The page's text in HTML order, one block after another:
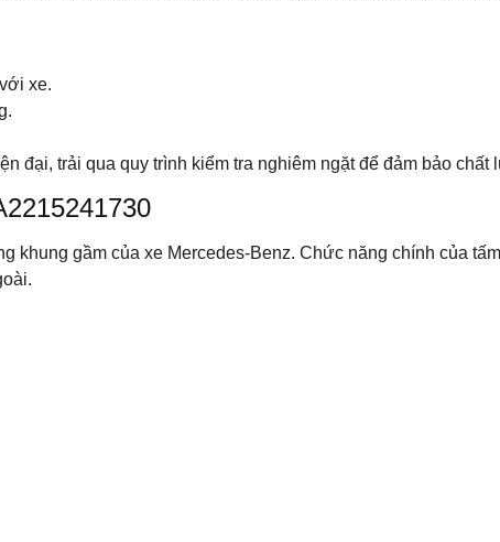
xe.
đại, trải qua quy trình kiểm tra nghiêm ngặt để đảm bảo chất
khung gầm của xe Mercedes-Benz. Chức năng chính của